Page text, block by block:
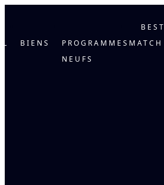
BIENS
PROGRAMMES
NEUFS
BEST
MATCH